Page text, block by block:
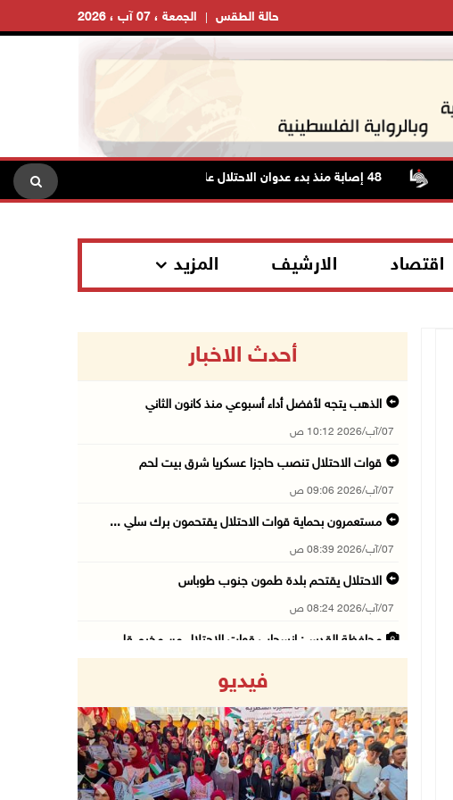
الجمعة ، 07 آب ، 2026 حالة الطقس
اقتصاد الارشيف المزيد
أحدث الاخبار
الذهب يتجه لأفضل أداء أسبوعي منذ كانون الثاني
07/آب/2026 10:12 ص
قوات الاحتلال تنصب حاجزا عسكريا شرق بيت لحم
07/آب/2026 09:06 ص
مستعمرون بحماية قوات الاحتلال يقتحمون برك سلي ...
07/آب/2026 08:39 ص
الاحتلال يقتحم بلدة طمون جنوب طوباس
07/آب/2026 08:24 ص
محافظة القدس: انسحاب قوات الاحتلال من مخيم قل ...
07/آب/2026 08:15 ص
تواصل انتهاكات الاحتلال والمستعمرين: اعتقالات ...
06/آب/2026 11:53 م
فيديو
Previous Next